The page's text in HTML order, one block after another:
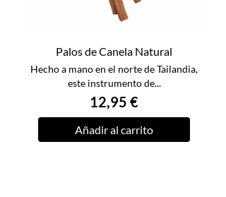
Palos de Canela Natural
Hecho a mano en el norte de Tailandia,
este instrumento de...
12,95 €
Añadir al carrito